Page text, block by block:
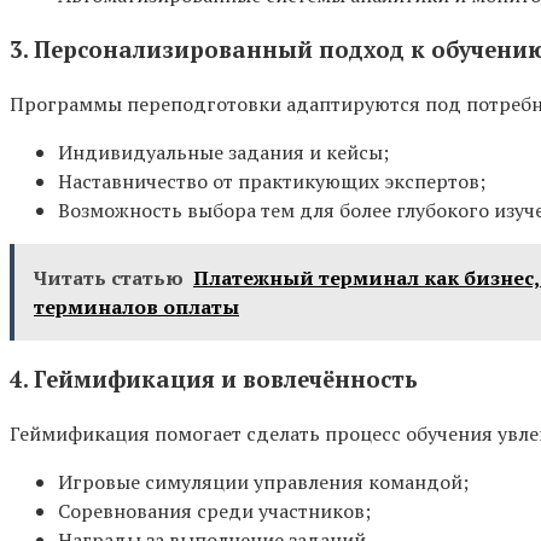
3. Персонализированный подход к
Программы переподготовки адаптируются под
Индивидуальные задания и кейсы;
Наставничество от практикующих экспертов;
Возможность выбора тем для более глубокого
Читать статью Платежный терминал как
терминалов оплаты
4. Геймификация и вовлечённость
Геймификация помогает сделать процесс обучения
Игровые симуляции управления командой;
Соревнования среди участников;